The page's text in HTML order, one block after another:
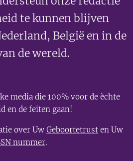
te kunnen blijven
België en in de
de wereld.
media die 100% voor de èchte
en de feiten gaan!
over Uw Geboortetrust en Uw
nummer.